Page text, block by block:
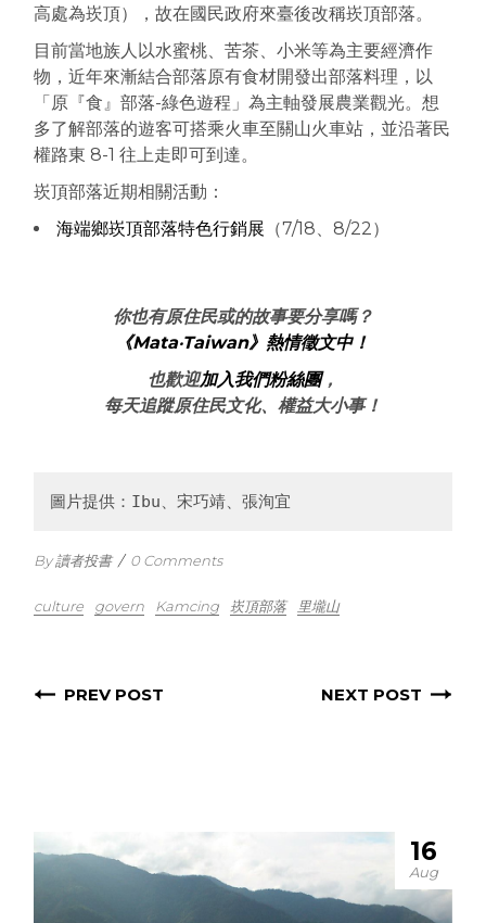
高處為崁頂），故在國民政府來臺後改稱崁頂部落。
目前當地族人以水蜜桃、苦茶、小米等為主要經濟作
物，近年來漸結合部落原有食材開發出部落料理，以
「原『食』部落-綠色遊程」為主軸發展農業觀光。想
多了解部落的遊客可搭乘火車至關山火車站，並沿著民
權路東 8-1 往上走即可到達。
崁頂部落近期相關活動：
海端鄉崁頂部落特色行銷展 （7/18、8/22）
你也有原住民或的故事要分享嗎？
《Mata‧Taiwan》熱情徵文中！
也歡迎加入我們粉絲團，
每天追蹤原住民文化、權益大小事！
圖片提供：Ibu、宋巧靖、張洵宜
By 讀者投書 / 0 Comments
culture govern Kamcing 崁頂部落 里壠山
PREV POST NEXT POST
16
Aug